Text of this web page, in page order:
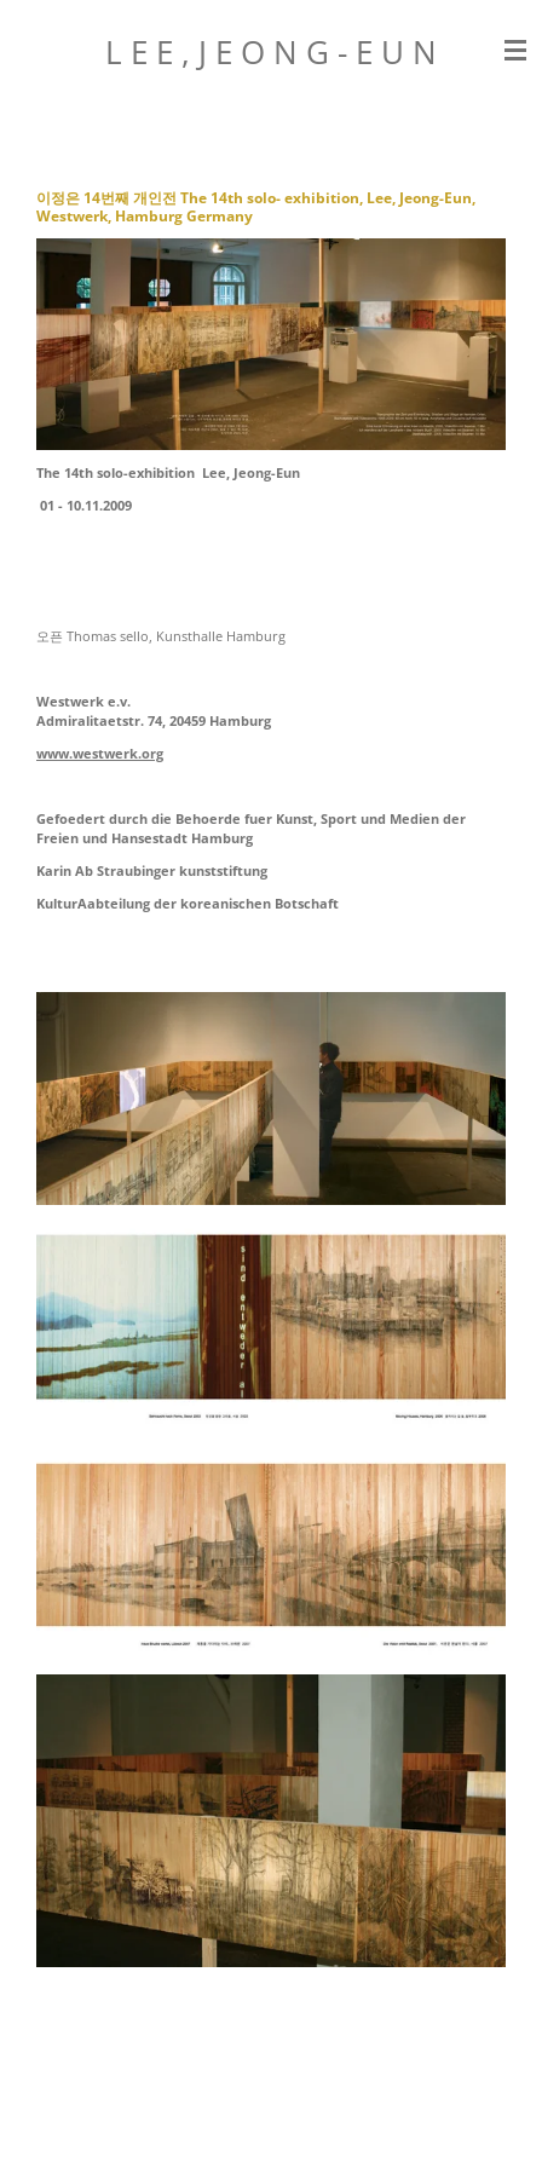
L E E , J E O N G - E U N
이정은 14번째 개인전 The 14th solo- exhibition, Lee, Jeong-Eun,
Westwerk, Hamburg Germany
The 14th solo-exhibition Lee, Jeong-Eun
01 - 10.11.2009
오픈 Thomas sello, Kunsthalle Hamburg
Westwerk e.v.
Admiralitaetstr. 74, 20459 Hamburg
www.westwerk.org
Gefoedert durch die Behoerde fuer Kunst, Sport und Medien der
Freien und Hansestadt Hamburg
Karin Ab Straubinger kunststiftung
KulturAabteilung der koreanischen Botschaft